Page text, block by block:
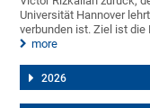
Universität Hannover
verbunden ist. Ziel ist
more
2026